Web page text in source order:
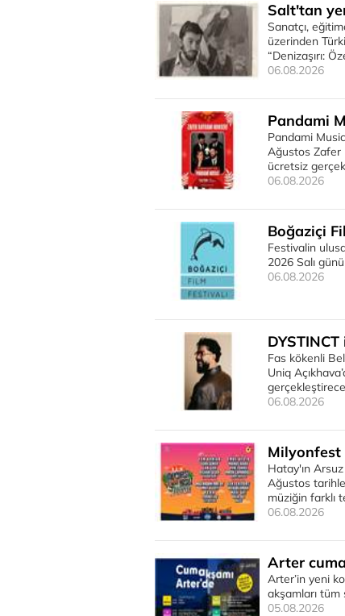
Salt'tan
Sanatçı,
üzerinden
“Denizaşırı:
06.08.2026
Pandami
Pandami
Ağustos Zafer
ücretsiz
06.08.2026
Boğaziçi
Festivalin
2026 Salı
06.08.2026
Fas kökenli
Uniq
06.08.2026
Milyonfest
Hatay'ın
Ağustos
müziğin farklı
06.08.2026
Arter
Arter’in yeni
akşamları
05.08.2026